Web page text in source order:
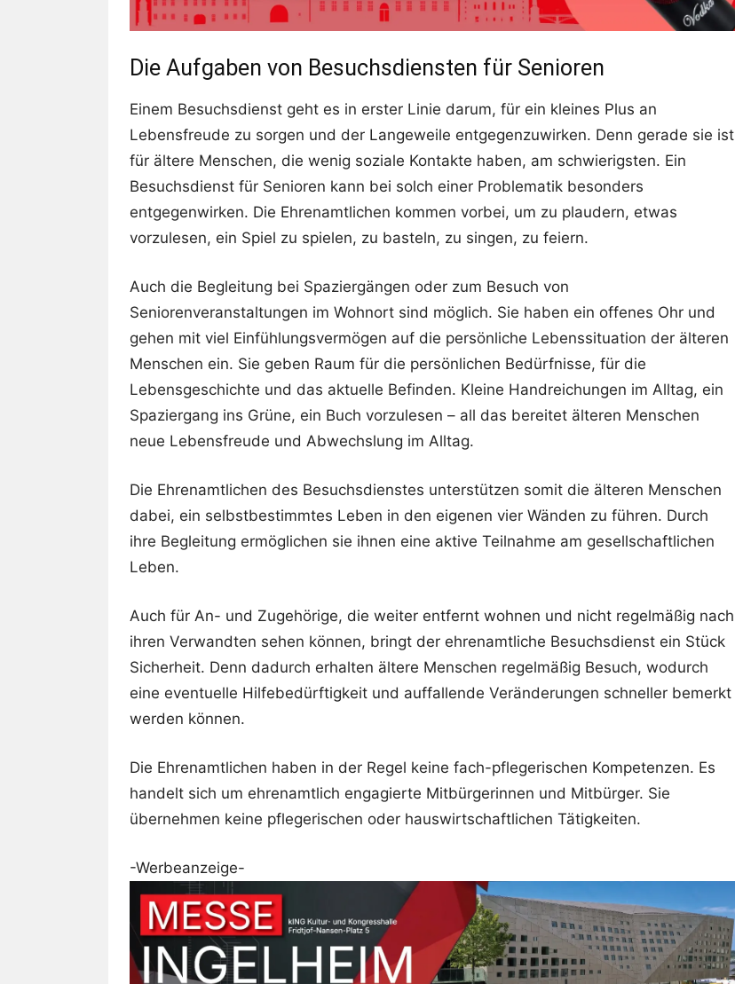
Die Aufgaben von Besuchsdiensten für Senioren
Einem Besuchsdienst geht es in erster Linie darum, für ein kleines Plus an
Lebensfreude zu sorgen und der Langeweile entgegenzuwirken. Denn gerade sie ist
für ältere Menschen, die wenig soziale Kontakte haben, am schwierigsten. Ein
Besuchsdienst für Senioren kann bei solch einer Problematik besonders
entgegenwirken. Die Ehrenamtlichen kommen vorbei, um zu plaudern, etwas
vorzulesen, ein Spiel zu spielen, zu basteln, zu singen, zu feiern.
Auch die Begleitung bei Spaziergängen oder zum Besuch von
Seniorenveranstaltungen im Wohnort sind möglich. Sie haben ein offenes Ohr und
gehen mit viel Einfühlungsvermögen auf die persönliche Lebenssituation der älteren
Menschen ein. Sie geben Raum für die persönlichen Bedürfnisse, für die
Lebensgeschichte und das aktuelle Befinden. Kleine Handreichungen im Alltag, ein
Spaziergang ins Grüne, ein Buch vorzulesen – all das bereitet älteren Menschen
neue Lebensfreude und Abwechslung im Alltag.
Die Ehrenamtlichen des Besuchsdienstes unterstützen somit die älteren Menschen
dabei, ein selbstbestimmtes Leben in den eigenen vier Wänden zu führen. Durch
ihre Begleitung ermöglichen sie ihnen eine aktive Teilnahme am gesellschaftlichen
Leben.
Auch für An- und Zugehörige, die weiter entfernt wohnen und nicht regelmäßig nach
ihren Verwandten sehen können, bringt der ehrenamtliche Besuchsdienst ein Stück
Sicherheit. Denn dadurch erhalten ältere Menschen regelmäßig Besuch, wodurch
eine eventuelle Hilfebedürftigkeit und auffallende Veränderungen schneller bemerkt
werden können.
Die Ehrenamtlichen haben in der Regel keine fach-pflegerischen Kompetenzen. Es
handelt sich um ehrenamtlich engagierte Mitbürgerinnen und Mitbürger. Sie
übernehmen keine pflegerischen oder hauswirtschaftlichen Tätigkeiten.
-Werbeanzeige-